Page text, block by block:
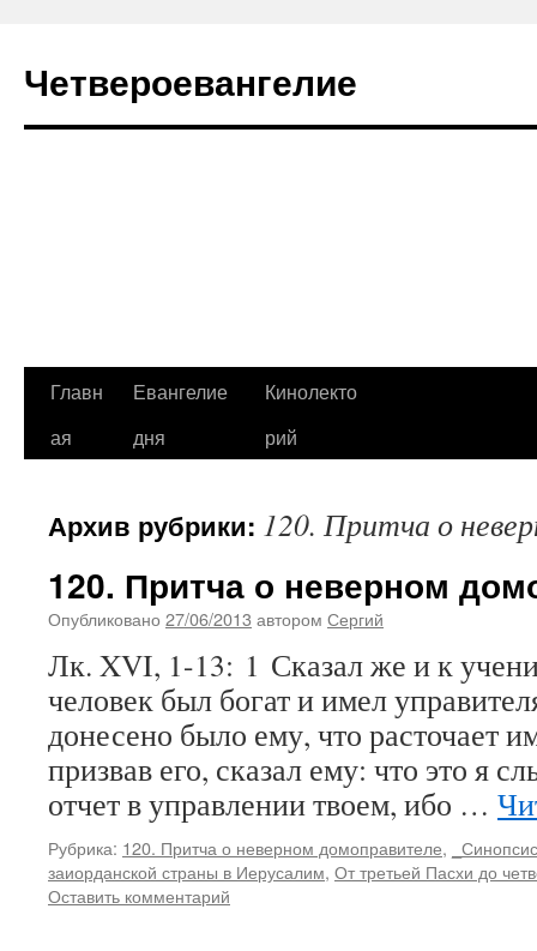
Четвероевангелие
Перейти
Главн
ая
Евангелие
дня
Кинолекто
рий
Архив рубрики: 120. Притча о
120. Притча о неверном
Опубликовано 27/06/2013 автором Сергий
Лк. XVI, 1-13: 1 Сказал же и к
человек был богат и имел
донесено было ему, что расточает
призвав его, сказал ему: что это я
отчет в управлении твоем, ибо …
Рубрика: 120. Притча о неверном домоправителе,
_Синопсис
заиорданской страны в Иерусалим, От третьей Пасхи до
Оставить комментарий